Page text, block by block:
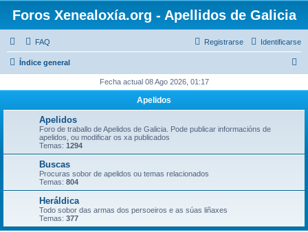
Foros Xenealoxía.org - Apellidos de Galicia
FAQ Identificarse
Registrarse
Índice general
c
Fecha actual 08 Ago 2026, 01:17
Apelidos
Apelidos
Foro de traballo de Apelidos de Galicia. Pode publicar informacións de
apelidos, ou modificar os xa publicados
Temas: 1294
Buscas
Procuras sobor de apelidos ou temas relacionados
Temas: 804
Heráldica
Todo sobor das armas dos persoeiros e as súas liñaxes
Temas: 377